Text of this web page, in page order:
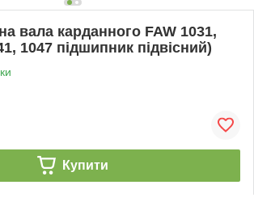
вала карданного FAW 1031,
1047 підшипник підвісний)
Купити